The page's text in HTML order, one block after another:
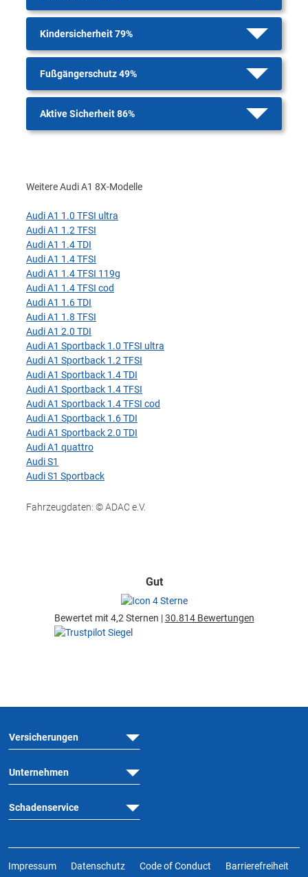
Kindersicherheit 79%
Fußgängerschutz 49%
Aktive Sicherheit 86%
Weitere Audi A1 8X-Modelle
Audi A1 1.0 TFSI ultra
Audi A1 1.2 TFSI
Audi A1 1.4 TDI
Audi A1 1.4 TFSI
Audi A1 1.4 TFSI 119g
Audi A1 1.4 TFSI cod
Audi A1 1.6 TDI
Audi A1 1.8 TFSI
Audi A1 2.0 TDI
Audi A1 Sportback 1.0 TFSI ultra
Audi A1 Sportback 1.2 TFSI
Audi A1 Sportback 1.4 TDI
Audi A1 Sportback 1.4 TFSI
Audi A1 Sportback 1.4 TFSI cod
Audi A1 Sportback 1.6 TDI
Audi A1 Sportback 2.0 TDI
Audi A1 quattro
Audi S1
Audi S1 Sportback
Fahrzeugdaten: © ADAC e.V.
Gut
Bewertet mit 4,2 Sternen |30.814 Bewertungen
Versicherungen
Unternehmen
Schadenservice
Impressum Datenschutz Code of Conduct Barrierefreiheit